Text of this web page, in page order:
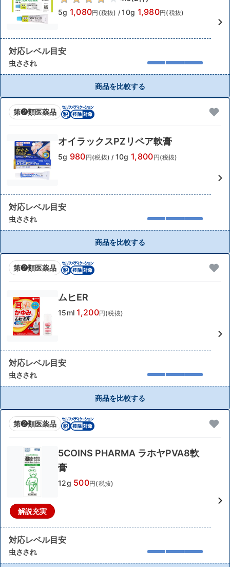
5g 1,080円(税抜) / 10g 1,980円(税抜)
対応レベル目安
虫さされ
商品を比較する
第❷類医薬品
オイラックスPZリペア軟膏
5g 980円(税抜) / 10g 1,800円(税抜)
対応レベル目安
虫さされ
商品を比較する
第❷類医薬品
ムヒER
15ml 1,200円(税抜)
対応レベル目安
虫さされ
商品を比較する
第❷類医薬品
解説充実
5COINS PHARMA ラホヤPVA8軟
膏
12g 500円(税抜)
対応レベル目安
虫さされ